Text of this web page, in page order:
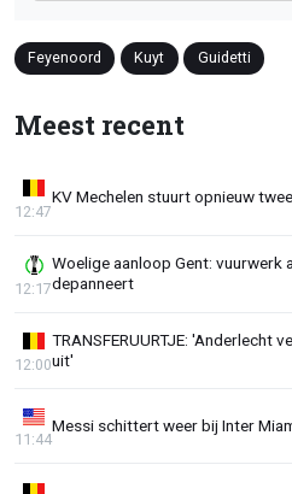
Feyenoord Kuyt Guidetti
Meest recent
KV Mechelen stuurt opnieuw
12:47
Woelige aanloop Gent: vuurwerk
depanneert
12:17
TRANSFERUURTJE: 'Anderlecht
uit'
12:00
Messi schittert weer bij Inter
11:44